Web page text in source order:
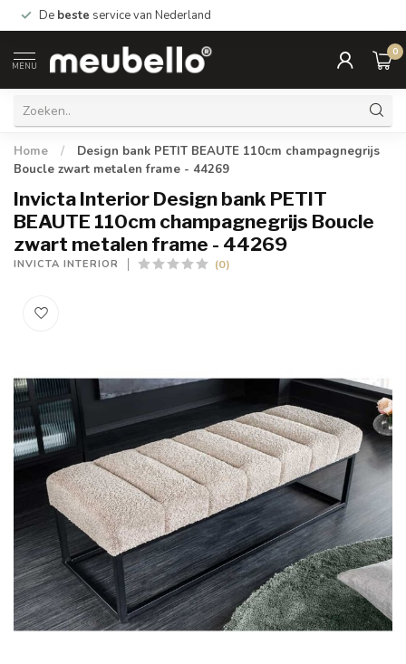
De beste service van Nederland
MENU
0
Home /
Design bank PETIT BEAUTE 110cm champagnegrijs
Boucle zwart metalen frame - 44269
Invicta Interior Design bank PETIT
BEAUTE 110cm champagnegrijs Boucle
zwart metalen frame - 44269
INVICTA INTERIOR (0)